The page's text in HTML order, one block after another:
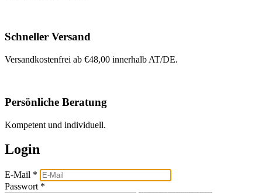
Schneller Versand
Versandkostenfrei ab €48,00 innerhalb AT/DE.
Persönliche Beratung
Kompetent und individuell.
Login
E-Mail *
Passwort *